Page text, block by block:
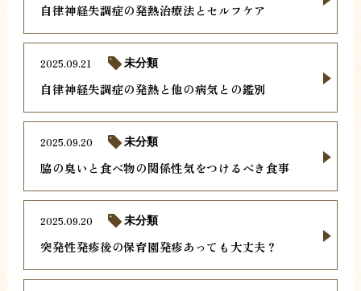
自律神経失調症の発熱治療法とセルフケア
自律神経失調症の発熱と他の病気との鑑別
2025.09.21 未分類
脇の臭いと食べ物の関係性気をつけるべき食事
2025.09.20 未分類
突発性発疹後の保育園発疹あっても大丈夫？
2025.09.20 未分類